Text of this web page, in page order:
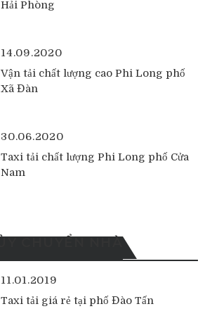
Hải Phòng
14.09.2020
Vận tải chất lượng cao Phi Long phố
Xã Đàn
30.06.2020
Taxi tải chất lượng Phi Long phố Cửa
Nam
11.01.2019
Taxi tải giá rẻ tại phố Đào Tấn